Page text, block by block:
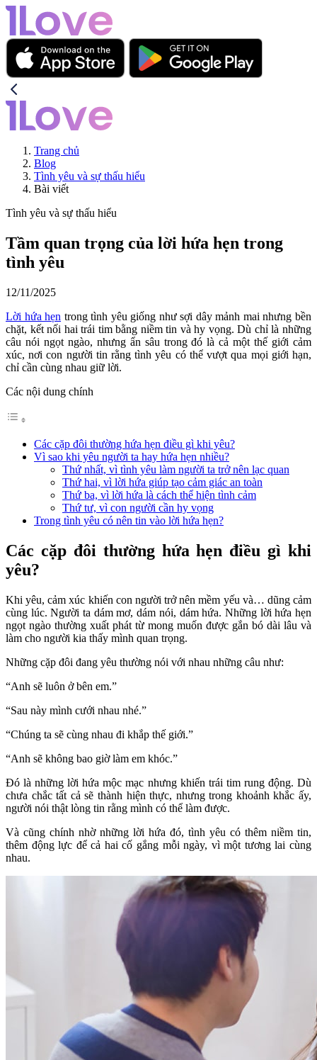
Trang chủ
Blog
Tình yêu và sự thấu hiểu
Bài viết
Tình yêu và sự thấu hiểu
Tầm quan trọng của lời hứa hẹn trong
tình yêu
12/11/2025
Lời hứa hẹn trong tình yêu giống như sợi dây mảnh mai nhưng bền
chặt, kết nối hai trái tim bằng niềm tin và hy vọng. Dù chỉ là những
câu nói ngọt ngào, nhưng ẩn sâu trong đó là cả một thế giới cảm
xúc, nơi con người tin rằng tình yêu có thể vượt qua mọi giới hạn,
chỉ cần cùng nhau giữ lời.
Các nội dung chính
Các cặp đôi thường hứa hẹn điều gì khi yêu?
Vì sao khi yêu người ta hay hứa hẹn nhiều?
Thứ nhất, vì tình yêu làm người ta trở nên lạc quan
Thứ hai, vì lời hứa giúp tạo cảm giác an toàn
Thứ ba, vì lời hứa là cách thể hiện tình cảm
Thứ tư, vì con người cần hy vọng
Trong tình yêu có nên tin vào lời hứa hẹn?
Các cặp đôi thường hứa hẹn điều gì khi
yêu?
Khi yêu, cảm xúc khiến con người trở nên mềm yếu và… dũng cảm
cùng lúc. Người ta dám mơ, dám nói, dám hứa. Những lời hứa hẹn
ngọt ngào thường xuất phát từ mong muốn được gắn bó dài lâu và
làm cho người kia thấy mình quan trọng.
Những cặp đôi đang yêu thường nói với nhau những câu như:
“Anh sẽ luôn ở bên em.”
“Sau này mình cưới nhau nhé.”
“Chúng ta sẽ cùng nhau đi khắp thế giới.”
“Anh sẽ không bao giờ làm em khóc.”
Đó là những lời hứa mộc mạc nhưng khiến trái tim rung động. Dù
chưa chắc tất cả sẽ thành hiện thực, nhưng trong khoảnh khắc ấy,
người nói thật lòng tin rằng mình có thể làm được.
Và cũng chính nhờ những lời hứa đó, tình yêu có thêm niềm tin,
thêm động lực để cả hai cố gắng mỗi ngày, vì một tương lai cùng
nhau.